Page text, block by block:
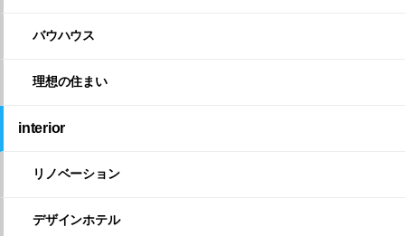
バウハウス
理想の住まい
interior
リノベーション
デザインホテル